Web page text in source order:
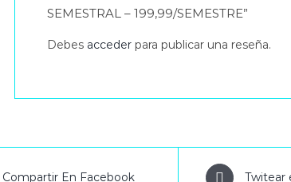
SEMESTRAL – 199,99/SEMESTRE”
Debes acceder para publicar una reseña.
Compartir En Facebook Twitear